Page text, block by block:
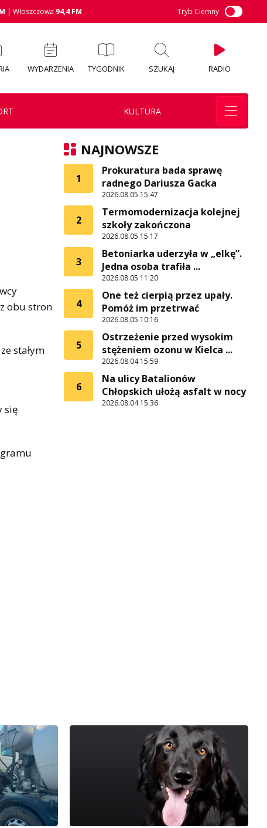
| Włoszczowa 94,4 FM Tryb Ciemny
WYDARZENIA TYGODNIK SZUKAJ RADIO
KULTURA
obu stron
stałym
się
NAJNOWSZE
1
Prokuratura bada sprawę
radnego Dariusza Gacka
2026.08.05 15:47
2
Termomodernizacja kolejnej
szkoły zakończona
2026.08.05 15:17
3
Betoniarka uderzyła w „elkę”.
Jedna osoba trafiła ...
2026.08.05 11:20
4
One też cierpią przez upały.
Pomóż im przetrwać
2026.08.05 10:16
5
Ostrzeżenie przed wysokim
stężeniem ozonu w Kielca ...
2026.08.04 15:59
6
Na ulicy Batalionów
Chłopskich ułożą asfalt w nocy
2026.08.04 15:36